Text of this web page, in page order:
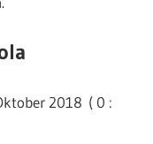
2018 ( 0 :